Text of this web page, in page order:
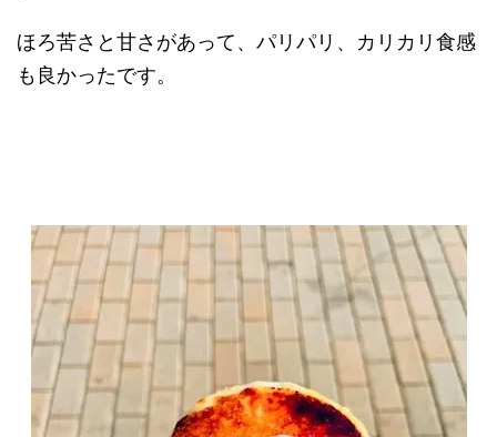
ほろ苦さと甘さがあって、パリパリ、カリカリ食感
も良かったです。